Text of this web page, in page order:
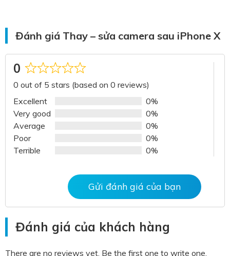
Đánh giá Thay – sửa camera sau iPhone X
0
Rated
0
out
of
5
0 out of 5 stars (based on 0 reviews)
Excellent
0%
Very good
0%
Average
0%
Poor
0%
Terrible
0%
Gửi đánh giá của bạn
Đánh giá của khách hàng
There are no reviews yet. Be the first one to write one.